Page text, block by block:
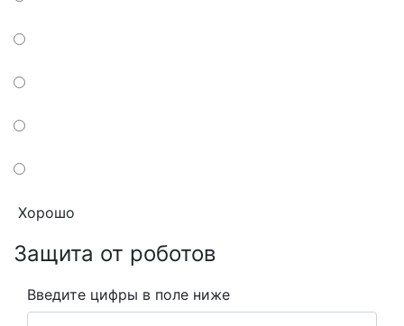
Хорошо
Защита от роботов
Введите цифры в поле ниже